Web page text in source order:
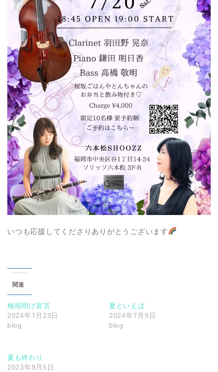
いつも応援してくださりありがとうございます
関連
梅雨明け宣言
2024年7月23日
blog
夏といえば
2024年7月9日
blog
夏も終わり
2023年9月5日